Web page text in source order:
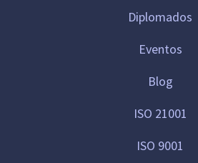
Diplomados
Eventos
Blog
ISO 21001
ISO 9001